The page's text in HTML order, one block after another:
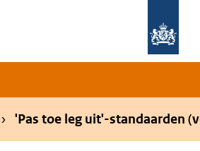
'Pas toe leg uit'-standaarden